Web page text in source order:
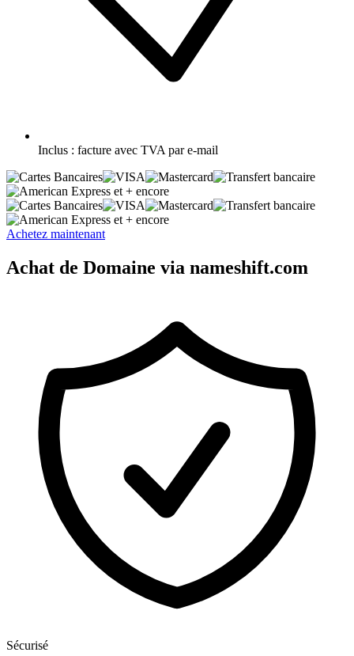
Inclus : facture avec TVA par e-mail
et + encore
et + encore
Achetez maintenant
Achat de Domaine via nameshift.com
Sécurisé